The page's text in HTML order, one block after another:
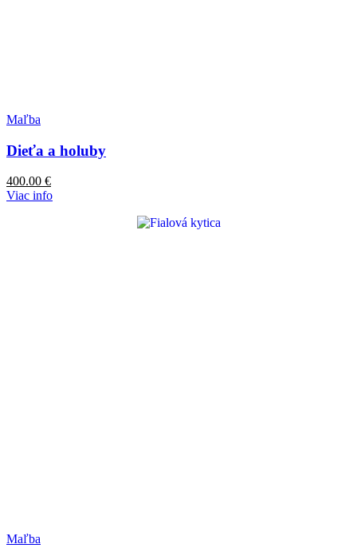
Maľba
Dieťa a holuby
400.00 €
Viac info
Maľba